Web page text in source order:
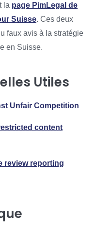
la page PimLegal de
Suisse. Ces deux
faux avis à la stratégie
en Suisse.
Utiles
Unfair Competition
content
review reporting